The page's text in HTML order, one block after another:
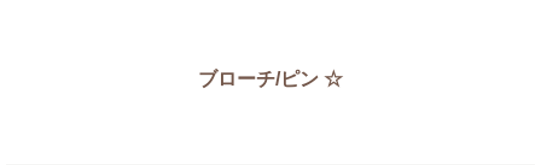
ブローチ/ピン ☆